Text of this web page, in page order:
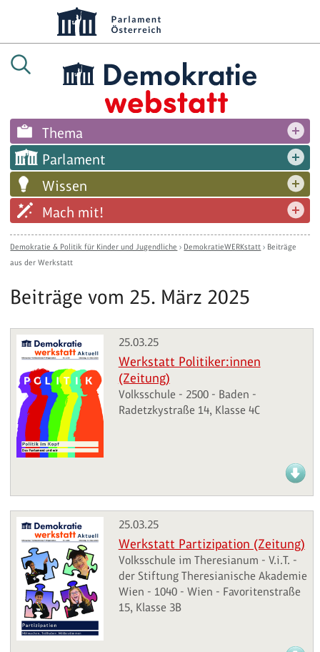
Thema
Parlament
Wissen
Mach mit!
Demokratie & Politik für Kinder und Jugendliche › DemokratieWERKstatt › Beiträge
aus der Werkstatt
Beiträge vom 25. März 2025
25.03.25
Werkstatt Politiker:innen
(Zeitung)
Volksschule - 2500 - Baden -
Radetzkystraße 14, Klasse 4C
25.03.25
Werkstatt Partizipation (Zeitung)
Volksschule im Theresianum - V.i.T. -
der Stiftung Theresianische Akademie
Wien - 1040 - Wien - Favoritenstraße
15, Klasse 3B